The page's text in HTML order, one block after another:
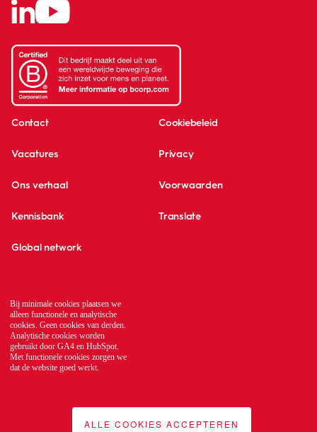
Bij minimale cookies plaatsen we
alleen functionele en analytische
cookies. Geen cookies van derden.
Analytische cookies worden
gebruikt door GA4 en HubSpot.
Met functionele cookies zorgen we
dat de website goed werkt.
ALLE COOKIES ACCEPTEREN
Contact Cookiebeleid
Vacatures Privacy
Ons verhaal Voorwaarden
Kennisbank Translate
Global network